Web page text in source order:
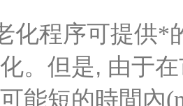
化程序可提供*的
。 但是, 由于
能短的時間內